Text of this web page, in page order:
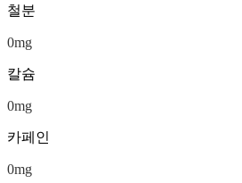
철분
0mg
칼슘
0mg
카페인
0mg